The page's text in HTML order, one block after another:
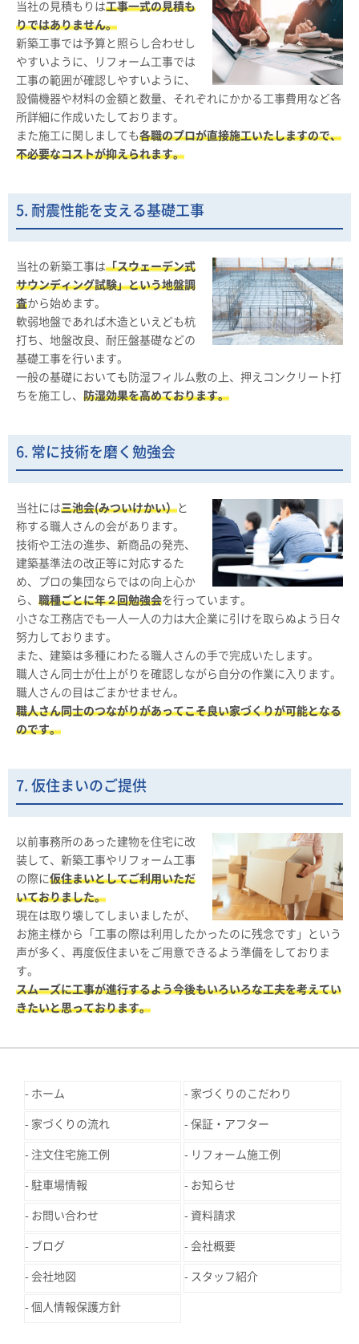
当社の見積もりは工事一式の見積も
りではありません。
新築工事では予算と照らし合わせし
やすいように、リフォーム工事では
工事の範囲が確認しやすいように、
設備機器や材料の金額と数量、それぞれにかかる工事費用など各
所詳細に作成いたしております。
また施工に関しましても各職のプロが直接施工いたしますので、
不必要なコストが抑えられます。
5. 耐震性能を支える基礎工事
当社の新築工事は「スウェーデン式
サウンディング試験」という地盤調
査から始めます。
軟弱地盤であれば木造といえども杭
打ち、地盤改良、耐圧盤基礎などの
基礎工事を行います。
一般の基礎においても防湿フィルム敷の上、押えコンクリート打
ちを施工し、 防湿効果を高めております。
6. 常に技術を磨く勉強会
当社には三池会(みついけかい）と
称する職人さんの会があります。
技術や工法の進歩、新商品の発売、
建築基準法の改正等に対応するた
め、プロの集団ならではの向上心か
ら、 職種ごとに年２回勉強会を行っています。
小さな工務店でも一人一人の力は大企業に引けを取らぬよう日々
努力しております。
また、建築は多種にわたる職人さんの手で完成いたします。
職人さん同士が仕上がりを確認しながら自分の作業に入ります。
職人さんの目はごまかせません。
職人さん同士のつながりがあってこそ良い家づくりが可能となる
のです。
7. 仮住まいのご提供
以前事務所のあった建物を住宅に改
装して、新築工事やリフォーム工事
の際に仮住まいとしてご利用いただ
いておりました。
現在は取り壊してしまいましたが、
お施主様から「工事の際は利用したかったのに残念です」という
声が多く、再度仮住まいをご用意できるよう準備をしておりま
す。
スムーズに工事が進行するよう今後もいろいろな工夫を考えてい
きたいと思っております。
ホーム 家づくりのこだわり
家づくりの流れ 保証・アフター
注文住宅施工例 リフォーム施工例
駐車場情報 お知らせ
お問い合わせ 資料請求
ブログ 会社概要
会社地図 スタッフ紹介
個人情報保護方針